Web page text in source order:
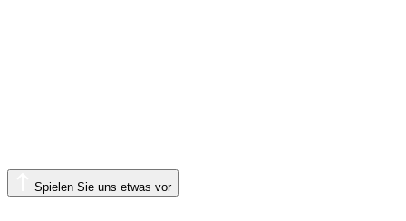
Spielen Sie uns etwas vor